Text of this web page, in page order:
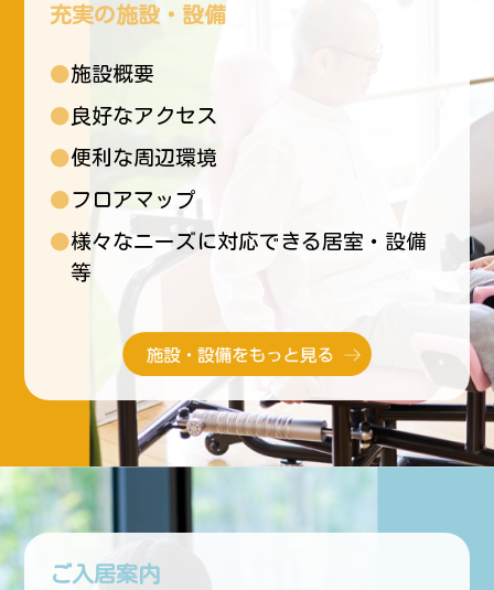
充実の施設・設備
●施設概要
●良好なアクセス
●便利な周辺環境
●フロアマップ
●様々なニーズに対応できる居室・設備
等
ご入居案内